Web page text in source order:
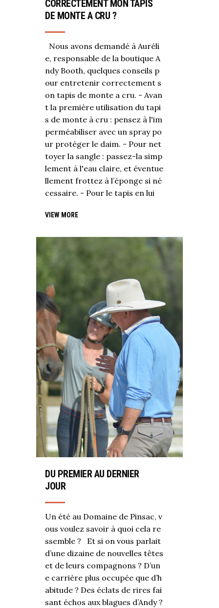
CORRECTEMENT MON TAPIS
DE MONTE A CRU ?
Nous avons demandé à Auréli
e, responsable de la boutique A
ndy Booth, quelques conseils p
our entretenir correctement s
on tapis de monte a cru. - Avan
t la première utilisation du tapi
s de monte à cru : pensez à l'im
perméabiliser avec un spray po
ur protéger le daim. - Pour net
toyer la sangle : passez-la simp
lement à l'eau claire, et éventue
llement frottez à l’éponge si né
cessaire. - Pour le tapis en lui
VIEW MORE
DU PREMIER AU DERNIER
JOUR
Un été au Domaine de Pinsac, v
ous voulez savoir à quoi cela re
ssemble ? Et si on vous parlait
d’une dizaine de nouvelles têtes
et de leurs compagnons ? D’un
e carrière plus occupée que d’h
abitude ? Des éclats de rires fai
sant échos aux blagues d’Andy ?